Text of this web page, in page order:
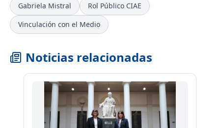
Gabriela Mistral
Rol Público CIAE
Vinculación con el Medio
Noticias relacionadas